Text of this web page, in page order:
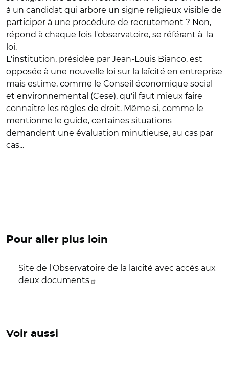
à un candidat qui arbore un signe religieux visible de
participer à une procédure de recrutement ? Non,
répond à chaque fois l'observatoire, se référant à la
loi.
L'institution, présidée par Jean-Louis Bianco, est
opposée à une nouvelle loi sur la laïcité en entreprise
mais estime, comme le Conseil économique social
et environnemental (Cese), qu'il faut mieux faire
connaître les règles de droit. Même si, comme le
mentionne le guide, certaines situations
demandent une évaluation minutieuse, au cas par
cas...
Pour aller plus loin
Site de l'Observatoire de la laïcité avec accès aux
deux documents
Voir aussi